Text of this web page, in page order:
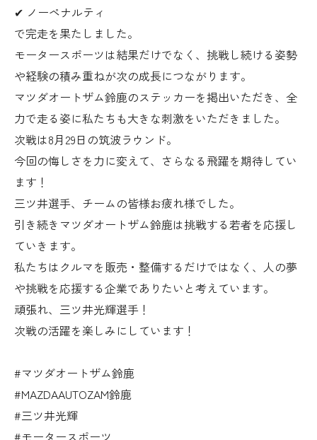
✔ ノーペナルティ
で完走を果たしました。
モータースポーツは結果だけでなく、挑戦し続ける姿勢
や経験の積み重ねが次の成長につながります。
マツダオートザム鈴鹿のステッカーを掲出いただき、全
力で走る姿に私たちも大きな刺激をいただきました。
次戦は8月29日の筑波ラウンド。
今回の悔しさを力に変えて、さらなる飛躍を期待してい
ます！
三ツ井選手、チームの皆様お疲れ様でした。
引き続きマツダオートザム鈴鹿は挑戦する若者を応援し
ていきます。
私たちはクルマを販売・整備するだけではなく、人の夢
や挑戦を応援する企業でありたいと考えています。
頑張れ、三ツ井光輝選手！
次戦の活躍を楽しみにしています！
#マツダオートザム鈴鹿
#MAZDAAUTOZAM鈴鹿
#三ツ井光輝
#モータースポーツ